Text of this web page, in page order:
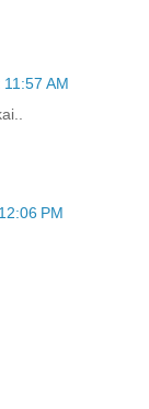
AM
PM